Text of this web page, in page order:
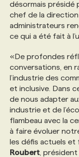
NOS
POURQUOI
NOS TARIFS
FAQ
NOS
FAQ
ANNONCEZ
désormais présidé
chef de la
administrateurs
ce qui a été fait à
«De profondes
conversations, en
l’industrie des
et inclusive. Dans
de nous adapter
industrie et de
flambeau avec la
à faire évoluer
les défis actuels
Roubert ,